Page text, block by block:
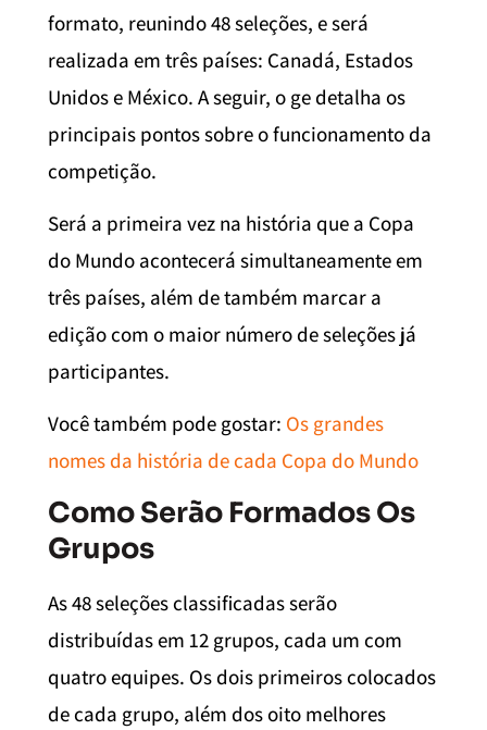
formato, reunindo 48 seleções, e será
realizada em três países: Canadá, Estados
Unidos e México. A seguir, o ge detalha os
principais pontos sobre o funcionamento da
competição.
Será a primeira vez na história que a Copa
do Mundo acontecerá simultaneamente em
três países, além de também marcar a
edição com o maior número de seleções já
participantes.
Você também pode gostar: Os grandes
nomes da história de cada Copa do Mundo
Como Serão Formados Os
Grupos
As 48 seleções classificadas serão
distribuídas em 12 grupos, cada um com
quatro equipes. Os dois primeiros colocados
de cada grupo, além dos oito melhores